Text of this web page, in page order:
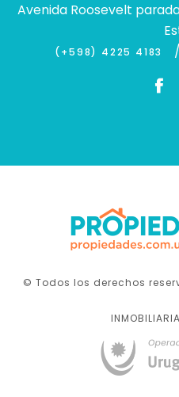
Avenida Roosevelt
(+598) 4225 4183 /
© Todos los derechos